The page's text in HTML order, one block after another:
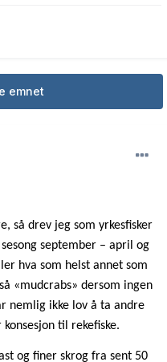
emnet
så drev jeg som yrkesfisker
september – april og
hva som helst annet som
«mudcrabs» dersom ingen
nemlig ikke lov å ta andre
til rekefiske.
og finer skrog fra sent 50